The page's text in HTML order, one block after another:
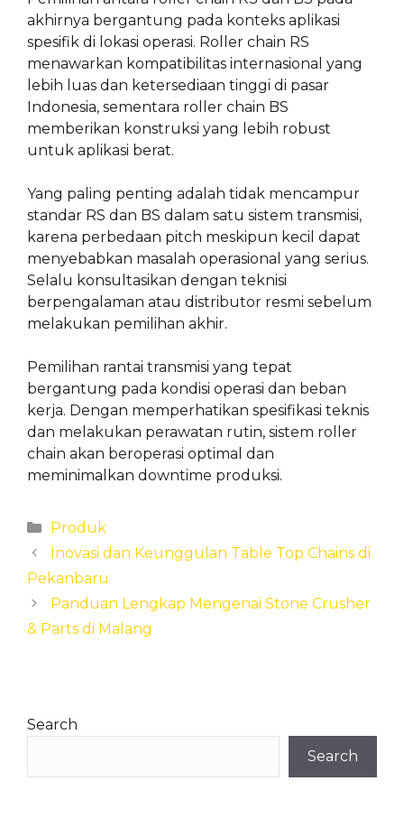
akhirnya bergantung pada konteks aplikasi
spesifik di lokasi operasi. Roller chain RS
menawarkan kompatibilitas internasional yang
lebih luas dan ketersediaan tinggi di pasar
Indonesia, sementara roller chain BS
memberikan konstruksi yang lebih robust
untuk aplikasi berat.
Yang paling penting adalah tidak mencampur
standar RS dan BS dalam satu sistem transmisi,
karena perbedaan pitch meskipun kecil dapat
menyebabkan masalah operasional yang serius.
Selalu konsultasikan dengan teknisi
berpengalaman atau distributor resmi sebelum
melakukan pemilihan akhir.
Pemilihan rantai transmisi yang tepat
bergantung pada kondisi operasi dan beban
kerja. Dengan memperhatikan spesifikasi teknis
dan melakukan perawatan rutin, sistem roller
chain akan beroperasi optimal dan
meminimalkan downtime produksi.
Categories
Produk
Inovasi dan Keunggulan Table Top Chains di
Pekanbaru
Panduan Lengkap Mengenai Stone Crusher
& Parts di Malang
Search
Search